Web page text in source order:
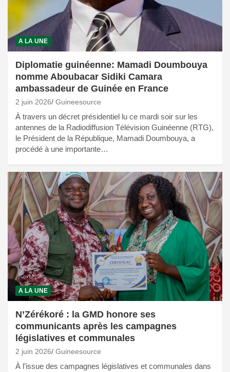
A LA UNE
Diplomatie guinéenne: Mamadi Doumbouya
nomme Aboubacar Sidiki Camara
ambassadeur de Guinée en France
2 juin 2026 Guineesource
À travers un décret présidentiel lu ce mardi soir sur les
antennes de la Radiodiffusion Télévision Guinéenne (RTG),
le Président de la République, Mamadi Doumbouya, a
procédé à une importante…
A LA UNE
N’Zérékoré : la GMD honore ses
communicants après les campagnes
législatives et communales
2 juin 2026 Guineesource
À l’issue des campagnes législatives et communales dans